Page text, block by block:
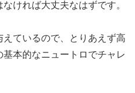
ければ大丈夫なはずです。
ているので、とりあえず高
本的なニュートロでチャレ